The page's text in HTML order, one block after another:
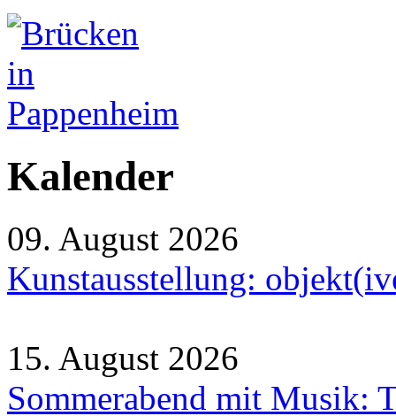
Kalender
09. August 2026
Kunstausstellung:
15. August 2026
Sommerabend mit Musik: